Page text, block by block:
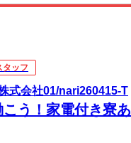
タッフ
式会社01/nari260415-T
う！家電付き寮あ